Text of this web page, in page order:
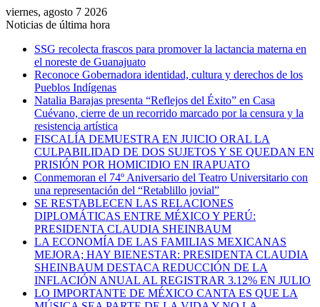
viernes, agosto 7 2026
Noticias de última hora
SSG recolecta frascos para promover la lactancia materna en
el noreste de Guanajuato
Reconoce Gobernadora identidad, cultura y derechos de los
Pueblos Indígenas
Natalia Barajas presenta “Reflejos del Éxito” en Casa
Cuévano, cierre de un recorrido marcado por la censura y la
resistencia artística
FISCALÍA DEMUESTRA EN JUICIO ORAL LA
CULPABILIDAD DE DOS SUJETOS Y SE QUEDAN EN
PRISIÓN POR HOMICIDIO EN IRAPUATO
Conmemoran el 74º Aniversario del Teatro Universitario con
una representación del “Retablillo jovial”
SE RESTABLECEN LAS RELACIONES
DIPLOMÁTICAS ENTRE MÉXICO Y PERÚ:
PRESIDENTA CLAUDIA SHEINBAUM
LA ECONOMÍA DE LAS FAMILIAS MEXICANAS
MEJORA; HAY BIENESTAR: PRESIDENTA CLAUDIA
SHEINBAUM DESTACA REDUCCIÓN DE LA
INFLACIÓN ANUAL AL REGISTRAR 3.12% EN JULIO
LO IMPORTANTE DE MÉXICO CANTA ES QUE LA